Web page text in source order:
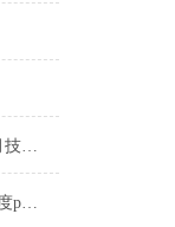
便携式土壤检测仪器2026年4月技术实力榜单：选购指南
手持式便携湿度测定温度酸碱度ph盐分测试仪农林种植可用土壤检测仪器推荐